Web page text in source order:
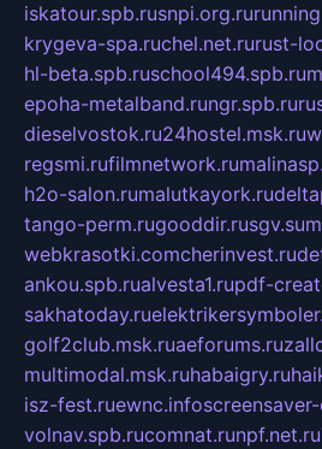
iskatour.spb.rusnpi.org.ru
krygeva-spa.ruchel.net.rurust-
hl-beta.spb.ruschool494.spb.ru
epoha-metalband.rungr.spb.ru
dieselvostok.ru24hostel.msk.ru
regsmi.rufilmnetwork.ru
h2o-salon.rumalutkayork.ru
tango-perm.rugooddir.rusgv.su
webkrasotki.comcherinvest.ru
ankou.spb.rualvesta1.rupdf-
sakhatoday.ru
golf2club.msk.ruaeforums.ru
multimodal.msk.ruhabaigry.ru
isz-fest.ruewnc.info
volnav.spb.rucomnat.runpf.net.ru